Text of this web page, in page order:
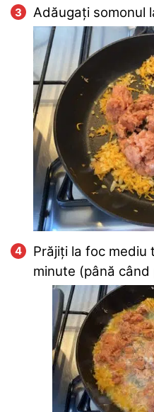
Adăugați somonul
Prăjiți la foc mediu
minute (până